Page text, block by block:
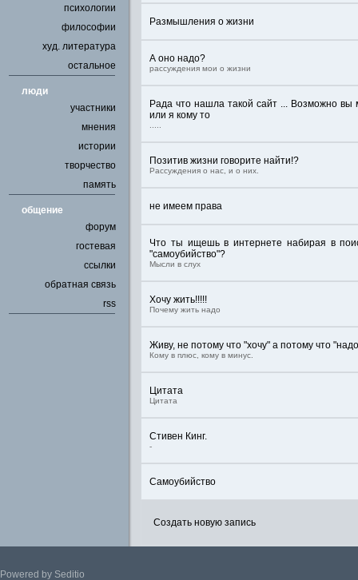
психологии
философии
худ. литература
остальное
люди
участники
мнения
истории
творчество
память
общение
форум
гостевая
ссылки
обратная связь
rss
Размышления о жизни
А оно надо?
рассуждения мои о жизни
Рада что нашла такой сайт ... Возможно вы
или я кому то
Позитив жизни говорите найти!?
Рассуждения о нас, и о них.
не имеем права
Что ты ищешь в интернете набирая в
"самоубийство"?
Мысли в слух
Хочу жить!!!!!
Почему жить надо
Живу, не потому что "хочу" а потому что
Кому в плюс, кому в минус.
Цитата
Цитата
Стивен Кинг.
-
Самоубийство
Создать новую запись
Powered by Seditio